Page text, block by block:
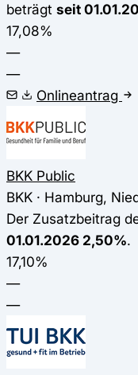
beträgt seit
17,08%
—
—
Onlineantrag
BKK Public
BKK · Hamburg,
Der Zusatzbeitrag
01.01.2026 2,50%.
17,10%
—
—